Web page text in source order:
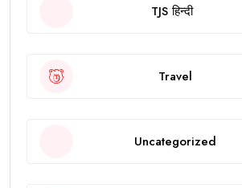
TJS हिन्दी
Travel
Uncategorized